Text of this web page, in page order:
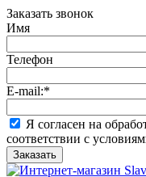
Заказать звонок
Имя
Телефон
E-mail:*
Я согласен на
соответствии с
Заказать